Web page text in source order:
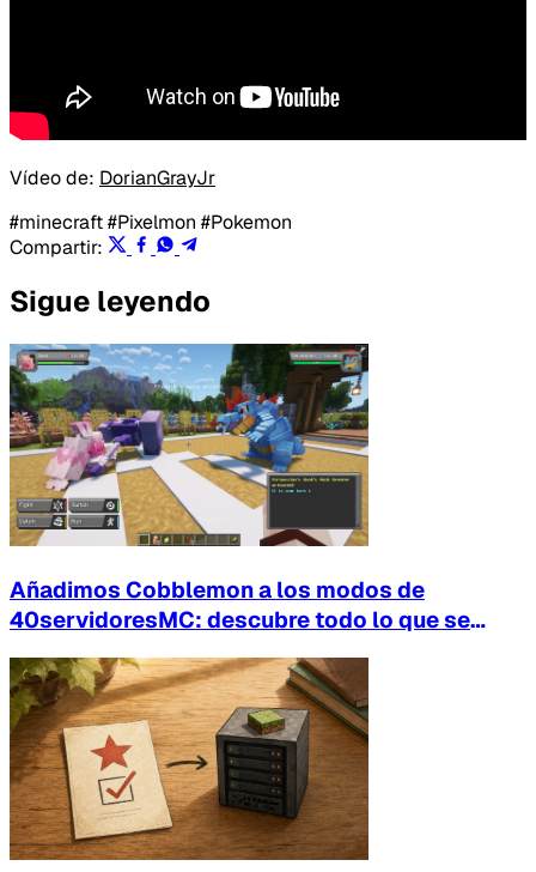
Vídeo de: DorianGrayJr
#minecraft#Pixelmon #Pokemon
Compartir:
Sigue leyendo
Añadimos Cobblemon a los modos de
40servidoresMC: descubre todo lo que se
puede hacer